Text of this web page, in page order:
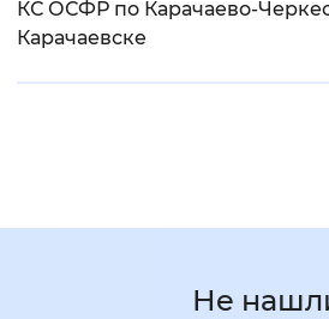
КС ОСФР по Карачаево-
Карачаевске
Не